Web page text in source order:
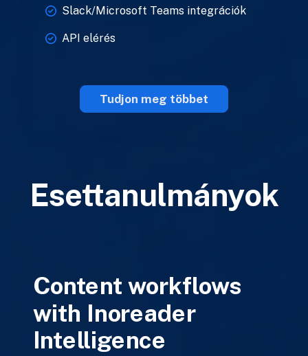
Slack/Microsoft Teams integrációk
API elérés
Tudjon meg többet
Esettanulmányok
Content workflows
with Inoreader
Intelligence